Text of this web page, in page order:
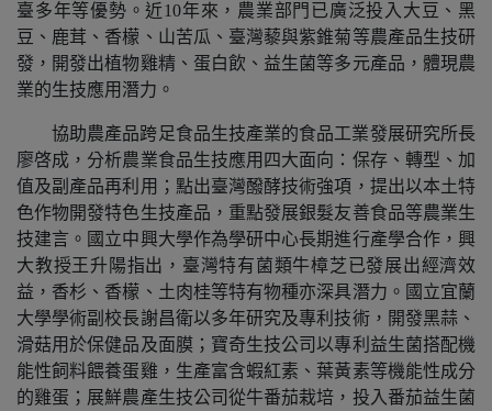
臺多年等優勢。近10年來，農業部門已廣泛投入大豆、黑
豆、鹿茸、香檬、山苦瓜、臺灣藜與紫錐菊等農產品生技研
發，開發出植物雞精、蛋白飲、益生菌等多元產品，體現農
業的生技應用潛力。
協助農產品跨足食品生技產業的食品工業發展研究所長
廖啓成，分析農業食品生技應用四大面向：保存、轉型、加
值及副產品再利用；點出臺灣醱酵技術強項，提出以本土特
色作物開發特色生技產品，重點發展銀髮友善食品等農業生
技建言。國立中興大學作為學研中心長期進行產學合作，興
大教授王升陽指出，臺灣特有菌類牛樟芝已發展出經濟效
益，香杉、香檬、土肉桂等特有物種亦深具潛力。國立宜蘭
大學學術副校長謝昌衛以多年研究及專利技術，開發黑蒜、
滑菇用於保健品及面膜；寶奇生技公司以專利益生菌搭配機
能性飼料餵養蛋雞，生產富含蝦紅素、葉黃素等機能性成分
的雞蛋；展鮮農產生技公司從牛番茄栽培，投入番茄益生菌